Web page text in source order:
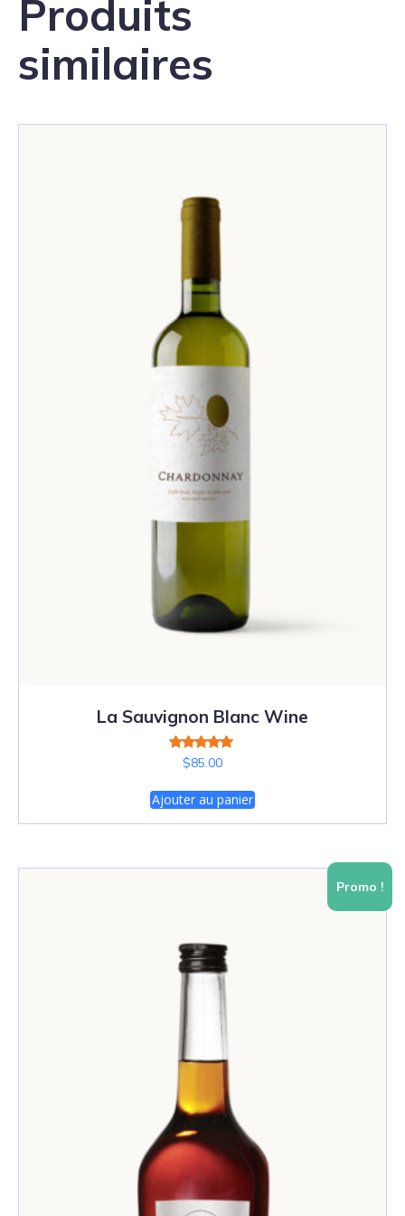
Produits
similaires
La Sauvignon Blanc Wine
Note
5.00
$85.00
Ajouter au panier
Promo !